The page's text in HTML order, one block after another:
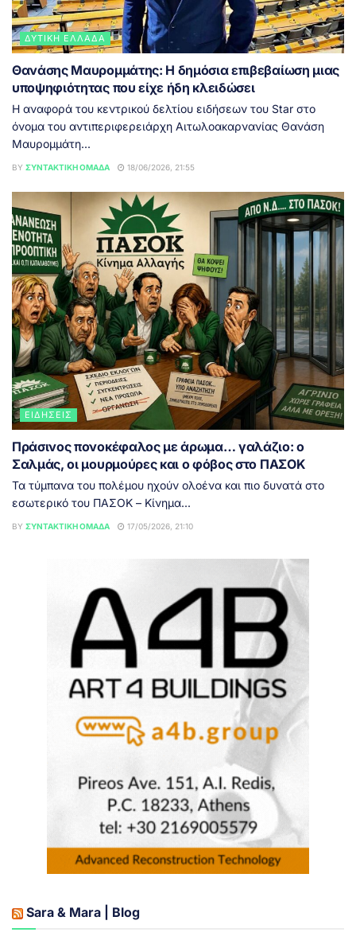
ΔΥΤΙΚΉ ΕΛΛΆΔΑ
Θανάσης Μαυρομμάτης: Η δημόσια επιβεβαίωση μιας
υποψηφιότητας που είχε ήδη κλειδώσει
Η αναφορά του κεντρικού δελτίου ειδήσεων του Star στο
όνομα του αντιπεριφερειάρχη Αιτωλοακαρνανίας Θανάση
Μαυρομμάτη...
BY ΣΥΝΤΑΚΤΙΚΉ ΟΜΆΔΑ 18/06/2026, 21:55
ΕΙΔΉΣΕΙΣ
Πράσινος πονοκέφαλος με άρωμα… γαλάζιο: ο
Σαλμάς, οι μουρμούρες και ο φόβος στο ΠΑΣΟΚ
Τα τύμπανα του πολέμου ηχούν ολοένα και πιο δυνατά στο
εσωτερικό του ΠΑΣΟΚ – Κίνημα...
BY ΣΥΝΤΑΚΤΙΚΉ ΟΜΆΔΑ 17/05/2026, 21:10
Sara & Mara | Blog